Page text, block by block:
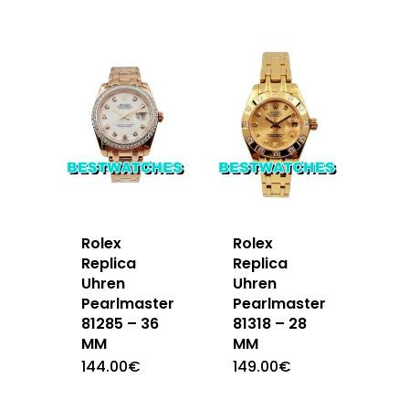
Rolex
Replica
Uhren
Pearlmaster
81285 – 36
MM
144.00€
Rolex
Replica
Uhren
Pearlmaster
81318 – 28
MM
149.00€